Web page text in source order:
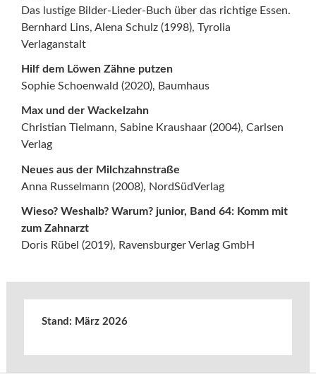
Das lustige Bilder-Lieder-Buch über das richtige Essen.
Bernhard Lins, Alena Schulz (1998), Tyrolia
Verlaganstalt
Hilf dem Löwen Zähne putzen
Sophie Schoenwald (2020), Baumhaus
Max und der Wackelzahn
Christian Tielmann, Sabine Kraushaar (2004), Carlsen
Verlag
Neues aus der Milchzahnstraße
Anna Russelmann (2008), NordSüdVerlag
Wieso? Weshalb? Warum? junior, Band 64: Komm mit
zum Zahnarzt
Doris Rübel (2019), Ravensburger Verlag GmbH
Stand: März 2026